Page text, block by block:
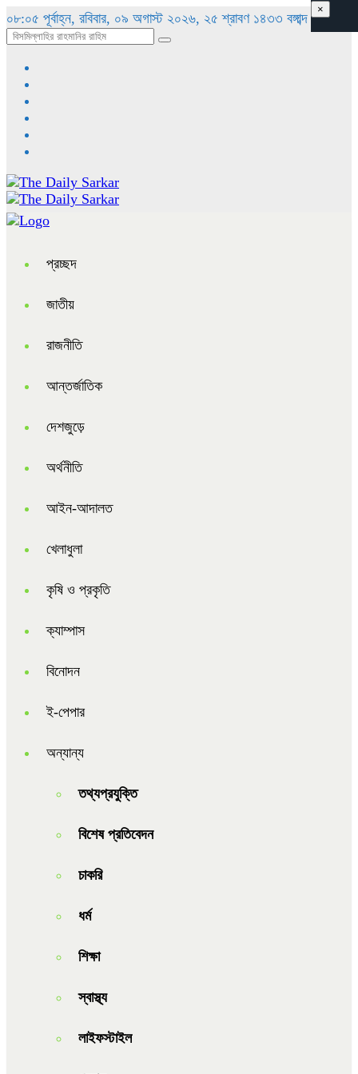
০৮:০৫ পূর্বাহ্ন, রবিবার, ০৯ অগাস্ট ২০২৬, ২৫ শ্রাবণ ১৪৩৩ বঙ্গাব্দ
প্রচ্ছদ
জাতীয়
রাজনীতি
আন্তর্জাতিক
দেশজুড়ে
অর্থনীতি
আইন-আদালত
খেলাধুলা
কৃষি ও প্রকৃতি
ক্যাম্পাস
বিনোদন
ই-পেপার
অন্যান্য
তথ্যপ্রযুক্তি
বিশেষ প্রতিবেদন
চাকরি
ধর্ম
শিক্ষা
স্বাস্থ্য
লাইফস্টাইল
×